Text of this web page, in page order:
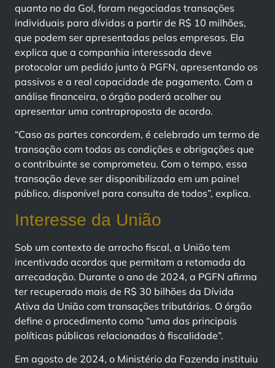
quanto no da Gol, foram negociadas transações
individuais para dívidas a partir de R$ 10 milhões,
que podem ser apresentadas pelas empresas. Ela
explica que a companhia interessada deve
protocolar um pedido junto à PGFN, apresentando os
passivos e a real capacidade de pagamento. Com a
análise financeira, o órgão poderá acolher ou
apresentar uma contraproposta de acordo.
“Caso as partes concordem, é celebrado um termo de
transação com todas as condições e obrigações que
o contribuinte se comprometeu. Com o tempo, essa
transação deve ser disponibilizada em um painel
público, disponível para consulta de todos”, explica.
Interesse da União
Sob um contexto de arrocho fiscal, a União tem
incentivado acordos que permitam a retomada da
arrecadação. Durante o ano de 2024, a PGFN afirma
ter recuperado mais de R$ 30 bilhões da Dívida
Ativa da União com transações tributárias. O órgão
define o procedimento como “uma das principais
políticas públicas relacionadas à fiscalidade”.
Em agosto de 2024, o Ministério da Fazenda instituiu